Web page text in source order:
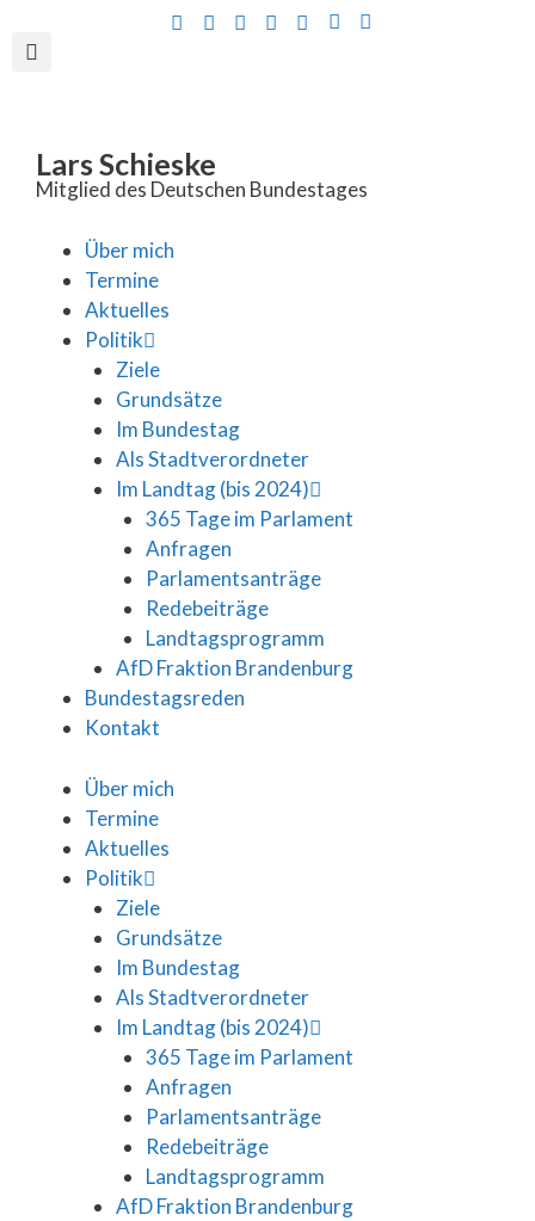
Lars Schieske
Mitglied des Deutschen Bundestages
Über mich
Termine
Aktuelles
Politik
Ziele
Grundsätze
Im Bundestag
Als Stadtverordneter
Im Landtag (bis 2024)
365 Tage im Parlament
Anfragen
Parlamentsanträge
Redebeiträge
Landtagsprogramm
AfD Fraktion Brandenburg
Bundestagsreden
Kontakt
Über mich
Termine
Aktuelles
Politik
Ziele
Grundsätze
Im Bundestag
Als Stadtverordneter
Im Landtag (bis 2024)
365 Tage im Parlament
Anfragen
Parlamentsanträge
Redebeiträge
Landtagsprogramm
AfD Fraktion Brandenburg